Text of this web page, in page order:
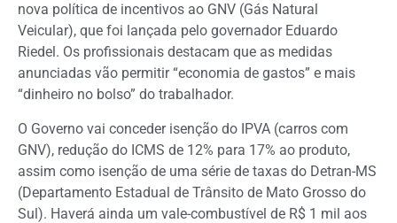
nova política de incentivos ao GNV (Gás Natural
Veicular), que foi lançada pelo governador Eduardo
Riedel. Os profissionais destacam que as medidas
anunciadas vão permitir “economia de gastos” e mais
“dinheiro no bolso” do trabalhador.
O Governo vai conceder isenção do IPVA (carros com
GNV), redução do ICMS de 12% para 17% ao produto,
assim como isenção de uma série de taxas do Detran-MS
(Departamento Estadual de Trânsito de Mato Grosso do
Sul). Haverá ainda um vale-combustível de R$ 1 mil aos